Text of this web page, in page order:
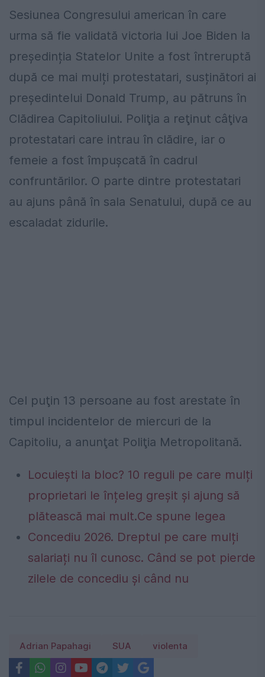
Sesiunea Congresului american în care
urma să fie validată victoria lui Joe Biden la
președinția Statelor Unite a fost întreruptă
după ce mai mulți protestatari, susținători ai
președintelui Donald Trump, au pătruns în
Clădirea Capitoliului. Poliţia a reţinut câţiva
protestatari care intrau în clădire, iar o
femeie a fost împușcată în cadrul
confruntărilor. O parte dintre protestatari
au ajuns până în sala Senatului, după ce au
escaladat zidurile.
Cel puţin 13 persoane au fost arestate în
timpul incidentelor de miercuri de la
Capitoliu, a anunţat Poliţia Metropolitană.
Locuiești la bloc? 10 reguli pe care mulți
proprietari le înțeleg greșit și ajung să
plătească mai mult.Ce spune legea
Concediu 2026. Dreptul pe care mulți
salariați nu îl cunosc. Când se pot pierde
zilele de concediu și când nu
Adrian Papahagi SUA violenta